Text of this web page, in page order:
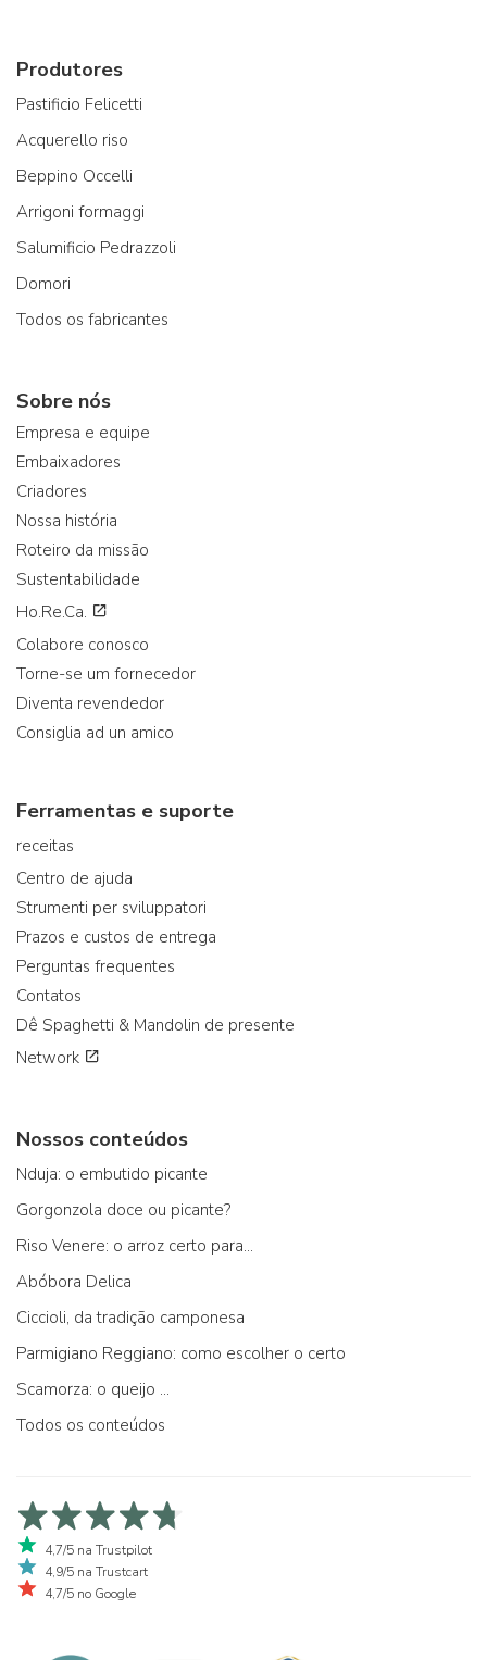
Produtores
Pastificio Felicetti
Acquerello riso
Beppino Occelli
Arrigoni formaggi
Salumificio Pedrazzoli
Domori
Todos os fabricantes
Sobre nós
Empresa e equipe
Embaixadores
Criadores
Nossa história
Roteiro da missão
Sustentabilidade
Ho.Re.Ca.
Colabore conosco
Torne-se um fornecedor
Diventa revendedor
Consiglia ad un amico
Ferramentas e suporte
receitas
Centro de ajuda
Strumenti per sviluppatori
Prazos e custos de entrega
Perguntas frequentes
Contatos
Dê Spaghetti & Mandolin de presente
Network
Nossos conteúdos
Nduja: o embutido picante
Gorgonzola doce ou picante?
Riso Venere: o arroz certo para...
Abóbora Delica
Ciccioli, da tradição camponesa
Parmigiano Reggiano: como escolher o certo
Scamorza: o queijo ...
Todos os conteúdos
4,7/5 na Trustpilot
4,9/5 na Trustcart
4,7/5 no Google